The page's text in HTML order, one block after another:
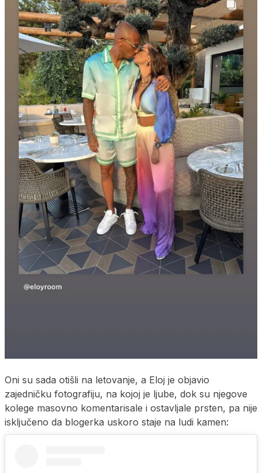
Oni su sada otišli na letovanje, a Eloj je objavio
zajedničku fotografiju, na kojoj je ljube, dok su njegove
kolege masovno komentarisale i ostavljale prsten, pa nije
isključeno da blogerka uskoro staje na ludi kamen: